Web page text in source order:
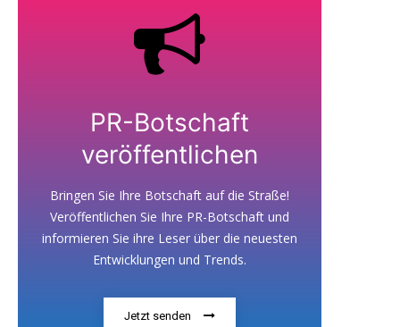
PR-Botschaft
veröffentlichen
Bringen Sie Ihre Botschaft auf die Straße!
Veröffentlichen Sie Ihre PR-Botschaft und
informieren Sie ihre Leser über die neuesten
Entwicklungen und Trends.
Jetzt senden